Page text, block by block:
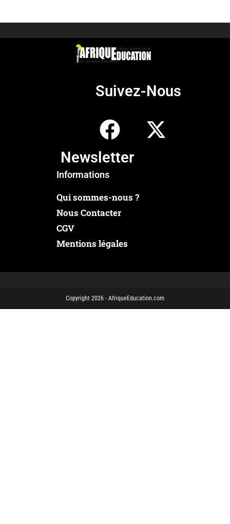
Suivez-Nous
Newsletter
Informations
Qui sommes-nous ?
Nous Contacter
CGV
Mentions légales
Copyright 2026 - AfriqueEducation.com